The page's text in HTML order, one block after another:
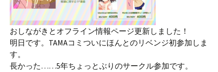
おしながきとオフライン情報ページ更新しました！
明日です。TAMAコミついにほんとのリベンジ初参加しま
す。
長かった……5年ちょっとぶりのサークル参加です。